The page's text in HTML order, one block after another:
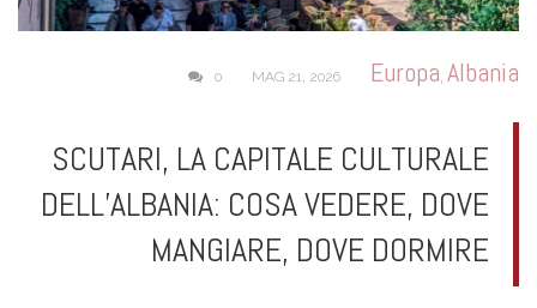
Europa, Albania
MAG 21, 2026
0
SCUTARI, LA CAPITALE CULTURALE
DELL’ALBANIA: COSA VEDERE, DOVE
MANGIARE, DOVE DORMIRE